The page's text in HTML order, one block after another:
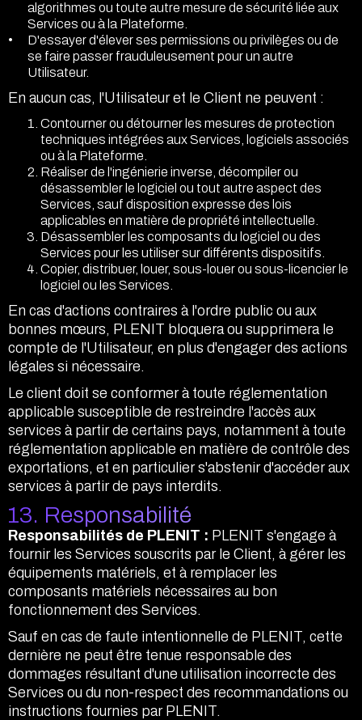
algorithmes ou toute autre mesure de sécurité liée aux
Services ou à la Plateforme.
D'essayer d'élever ses permissions ou privilèges ou de
se faire passer frauduleusement pour un autre
Utilisateur.
En aucun cas, l'Utilisateur et le Client ne peuvent :
Contourner ou détourner les mesures de protection
techniques intégrées aux Services, logiciels associés
ou à la Plateforme.
Réaliser de l'ingénierie inverse, décompiler ou
désassembler le logiciel ou tout autre aspect des
Services, sauf disposition expresse des lois
applicables en matière de propriété intellectuelle.
Désassembler les composants du logiciel ou des
Services pour les utiliser sur différents dispositifs.
Copier, distribuer, louer, sous-louer ou sous-licencier le
logiciel ou les Services.
En cas d'actions contraires à l'ordre public ou aux
bonnes mœurs, PLENIT bloquera ou supprimera le
compte de l'Utilisateur, en plus d'engager des actions
légales si nécessaire.
Le client doit se conformer à toute réglementation
applicable susceptible de restreindre l'accès aux
services à partir de certains pays, notamment à toute
réglementation applicable en matière de contrôle des
exportations, et en particulier s'abstenir d'accéder aux
services à partir de pays interdits.
13. Responsabilité
Responsabilités de PLENIT : PLENIT s'engage à
fournir les Services souscrits par le Client, à gérer les
équipements matériels, et à remplacer les
composants matériels nécessaires au bon
fonctionnement des Services.
Sauf en cas de faute intentionnelle de PLENIT, cette
dernière ne peut être tenue responsable des
dommages résultant d'une utilisation incorrecte des
Services ou du non-respect des recommandations ou
instructions fournies par PLENIT.